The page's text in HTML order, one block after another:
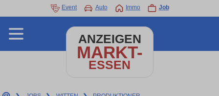
Event Auto Immo Job
ANZEIGEN
MARKT-
ESSEN